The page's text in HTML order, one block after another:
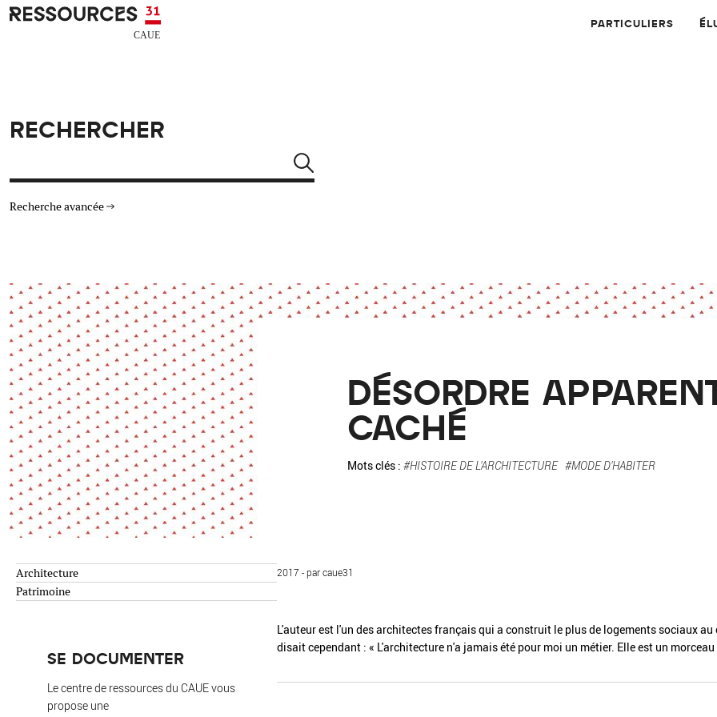
Aller au contenu principal
CAUE RESSOURCES 31 PARTICULIERS
RECHERCHER
Recherche avancée
Architecture
Arts Design
Énergie
Environnement
Habiter
Jeunes
Patrimoine
Paysage
Société
Transition écologique
Urbanisme
Actualité
Dossier
Expérience Fiche / Guide Livre Podcast
Revue
AUTRES CRITÈRES
Réinitialiser Fermer la recherche avancée
DÉSORDRE
CACHÉ
Mots clés : #HISTOIRE DE L'ARCHITECTURE #MODE D'HABITER
Architecture
Patrimoine
SE DOCUMENTER
Le centre de ressources du CAUE vous
propose une
2017 - par caue31
L'auteur est l'un des architectes français qui a construit le plus de logements sociaux
disait cependant : « L'architecture n'a jamais été pour moi un métier. Elle est un morceau